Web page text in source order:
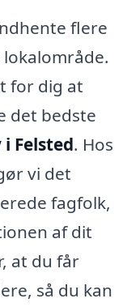
flere
for dig at
det bedste
Felsted. Hos
vi det
fagfolk,
af dit
at du får
så du kan